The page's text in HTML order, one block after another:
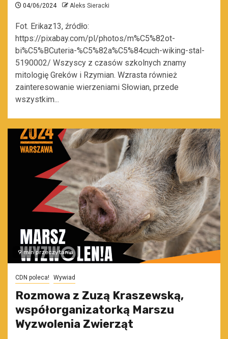
04/06/2024 Aleks Sieracki
Fot. Erikaz13, źródło:
https://pixabay.com/pl/photos/m%C5%82ot-
bi%C5%BCuteria-%C5%82a%C5%84cuch-wiking-stal-
5190002/ Wszyscy z czasów szkolnych znamy
mitologię Greków i Rzymian. Wzrasta również
zainteresowanie wierzeniami Słowian, przede
wszystkim...
9 min przeczytania
CDN poleca! Wywiad
Rozmowa z Zuzą Kraszewską,
współorganizatorką Marszu
Wyzwolenia Zwierząt